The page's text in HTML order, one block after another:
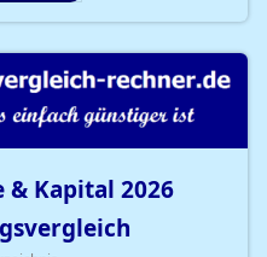
& Kapital 2026